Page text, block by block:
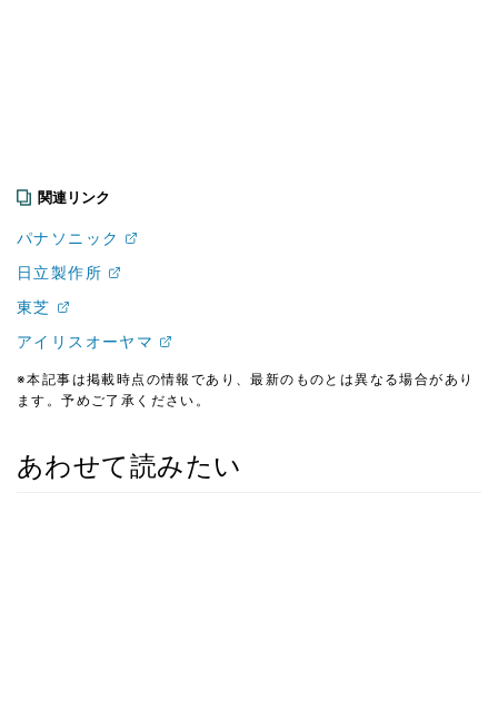
関連リンク
パナソニック
日立製作所
東芝
アイリスオーヤマ
※本記事は掲載時点の情報であり、最新のものとは異なる場合があり
ます。予めご了承ください。
あわせて読みたい